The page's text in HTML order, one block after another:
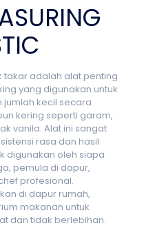
takar adalah alat penting
yang digunakan untuk
kecil secara
kering seperti garam,
vanila. Alat ini sangat
rasa dan hasil
digunakan oleh siapa
pemula di dapur,
profesional.
di dapur rumah,
makanan untuk
dan tidak berlebihan.